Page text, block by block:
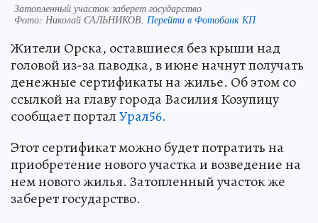
Затопленный участок заберет государство
Фото: Николай САЛЬНИКОВ. Перейти в Фотобанк КП
Жители Орска, оставшиеся без крыши над
головой из-за паводка, в июне начнут получать
денежные сертификаты на жилье. Об этом со
ссылкой на главу города Василия Козупицу
сообщает порталУрал56.
Этот сертификат можно будет потратить на
приобретение нового участка и возведение на
нем нового жилья. Затопленный участок же
заберет государство.